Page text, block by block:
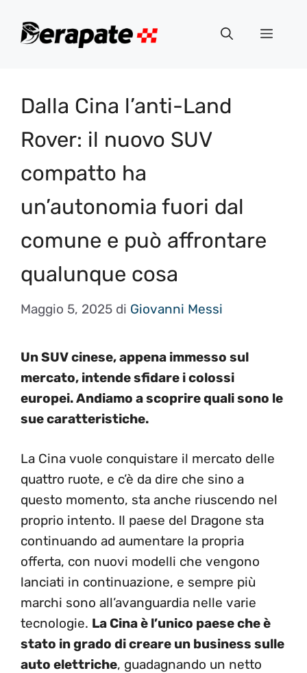
Menu
Dalla Cina l’anti-Land
Rover: il nuovo SUV
compatto ha
un’autonomia fuori dal
comune e può affrontare
qualunque cosa
Maggio 5, 2025 di Giovanni Messi
Un SUV cinese, appena immesso sul
mercato, intende sfidare i colossi
europei. Andiamo a scoprire quali sono le
sue caratteristiche.
La Cina vuole conquistare il mercato delle
quattro ruote, e c’è da dire che sino a
questo momento, sta anche riuscendo nel
proprio intento. Il paese del Dragone sta
continuando ad aumentare la propria
offerta, con nuovi modelli che vengono
lanciati in continuazione, e sempre più
marchi sono all’avanguardia nelle varie
tecnologie. La Cina è l’unico paese che è
stato in grado di creare un business sulle
auto elettriche, guadagnando un netto